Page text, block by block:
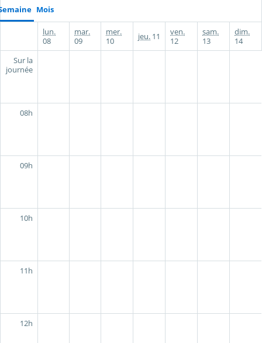
Mois
lun.
08
mar.
09
mer.
10
jeu. 11
ven.
12
sam.
13
dim.
14
Sur la
journée
08h
09h
10h
11h
12h